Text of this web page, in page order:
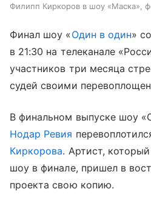
Филипп Киркоров в шоу «Маска»,
Финал шоу «Один в один»
в 21:30 на телеканале
участников три месяца
судей своими
В финальном выпуске шоу
Нодар Ревия
Киркорова. Артист,
шоу в финале, пришел в
проекта свою копию.